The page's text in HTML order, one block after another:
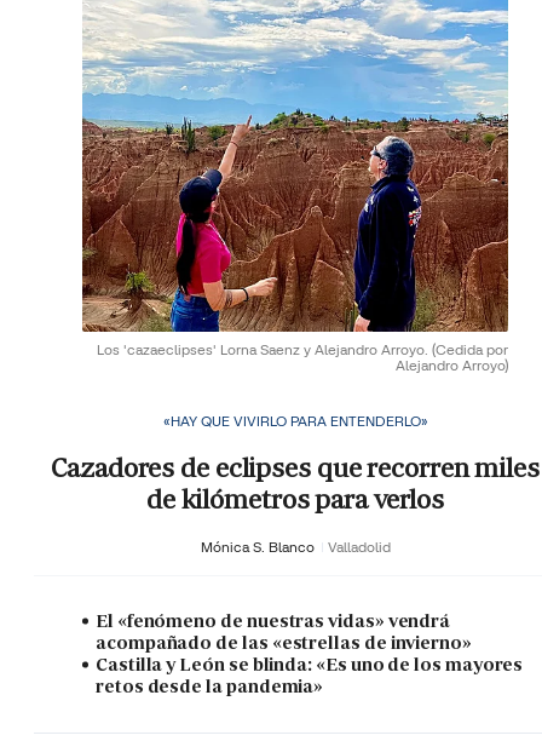
Los 'cazaeclipses' Lorna Saenz y Alejandro Arroyo. (Cedida por
Alejandro Arroyo)
«HAY QUE VIVIRLO PARA ENTENDERLO»
Cazadores de eclipses que recorren miles
de kilómetros para verlos
Mónica S. Blanco Valladolid
El «fenómeno de nuestras vidas» vendrá
acompañado de las «estrellas de invierno»
Castilla y León se blinda: «Es uno de los mayores
retos desde la pandemia»